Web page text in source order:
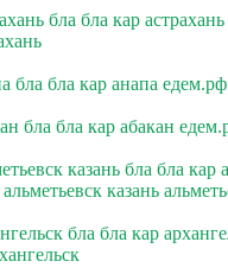
бла бла кар
бла бла кар анапа
бла бла кар абакан
казань бла бла кар
казань
бла бла кар